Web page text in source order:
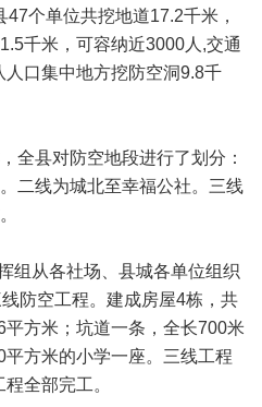
个单位共挖地道17.2千米，
千米，可容纳近3000人,交通
口集中地方挖防空洞9.8千
全县对防空地段进行了划分：
二线为城北至幸福公社。三线
组从各社场、县城各单位组织
防空工程。建成房屋4栋，共
方米；坑道一条，全长700米
平方米的小学一座。三线工程
全部完工。